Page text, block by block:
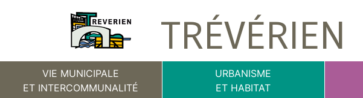
TRÉVÉRIEN
VIE MUNICIPALE
ET INTERCOMMUNALITÉ
URBANISME
ET HABITAT